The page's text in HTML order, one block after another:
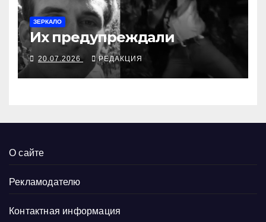
ЗЕРКАЛО
Их предупреждали
20.07.2026 РЕДАКЦИЯ
О сайте
Рекламодателю
Контактная информация